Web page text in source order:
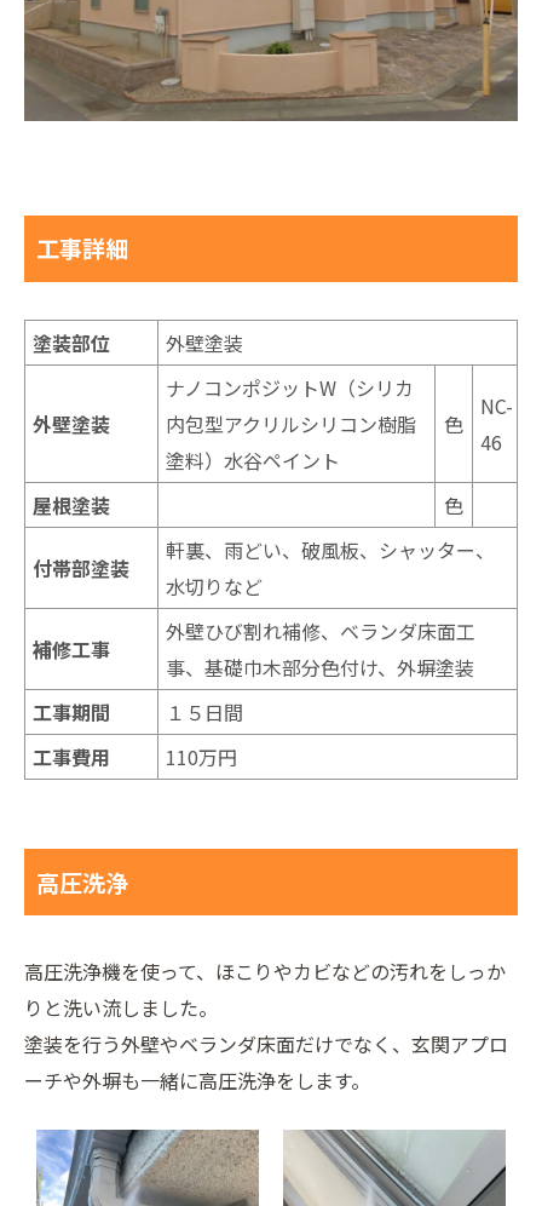
工事詳細
塗装部位 外壁塗装
外壁塗装
ナノコンポジットW（シリカ
内包型アクリルシリコン樹脂
塗料）水谷ペイント
色
NC-
46
屋根塗装 色
付帯部塗装
軒裏、雨どい、破風板、シャッター、
水切りなど
補修工事
外壁ひび割れ補修、ベランダ床面工
事、基礎巾木部分色付け、外塀塗装
工事期間
１５日間
工事費用
110万円
高圧洗浄
高圧洗浄機を使って、ほこりやカビなどの汚れをしっか
りと洗い流しました。
塗装を行う外壁やベランダ床面だけでなく、玄関アプロ
ーチや外塀も一緒に高圧洗浄をします。